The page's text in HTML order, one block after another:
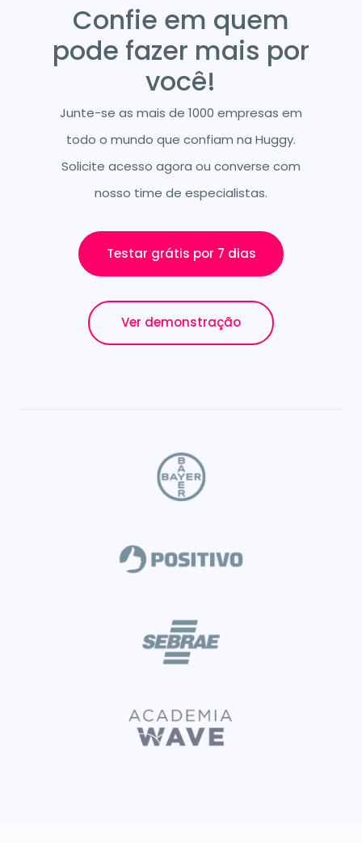
Confie em quem
pode fazer mais por
você!
Junte-se as mais de 1000 empresas em
todo o mundo que confiam na Huggy.
Solicite acesso agora ou converse com
nosso time de especialistas.
Testar grátis por 7 dias
Ver demonstração